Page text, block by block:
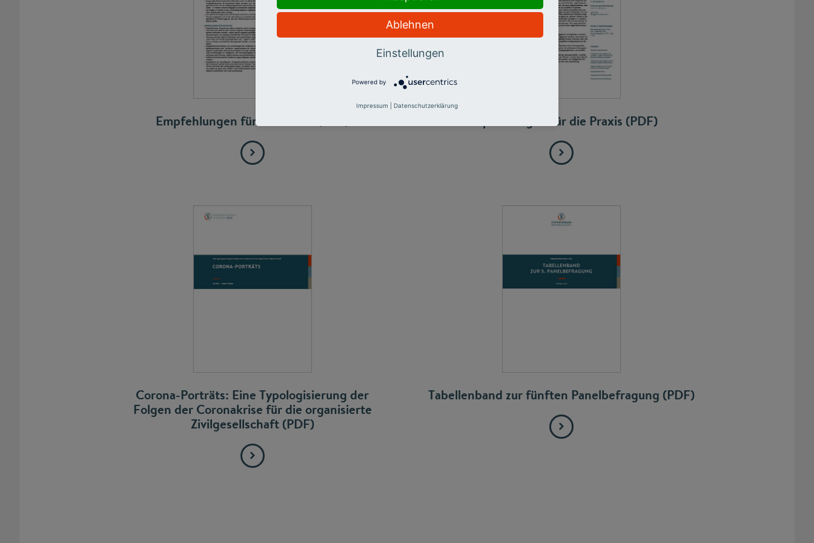
Empfehlungen für die Politik (PDF) Empfehlungen für die Praxis (PDF)
Corona-Porträts: Eine Typologisierung der
Folgen der Coronakrise für die organisierte
Zivilgesellschaft (PDF)
Tabellenband zur fünften Panelbefragung (PDF)
Ablehnen
Einstellungen
Powered by
Impressum Datenschutzerklärung